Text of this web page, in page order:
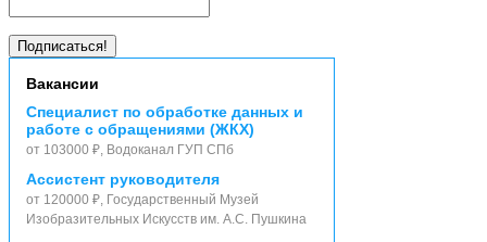
Вакансии
Специалист по обработке данных и
работе с обращениями (ЖКХ)
от 103000 ₽, Водоканал ГУП СПб
Ассистент руководителя
от 120000 ₽, Государственный Музей
Изобразительных Искусств им. А.С. Пушкина